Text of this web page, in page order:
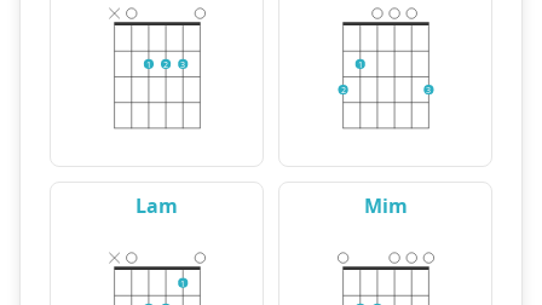
1 2 3
2
1
3
Lam
1
Mim